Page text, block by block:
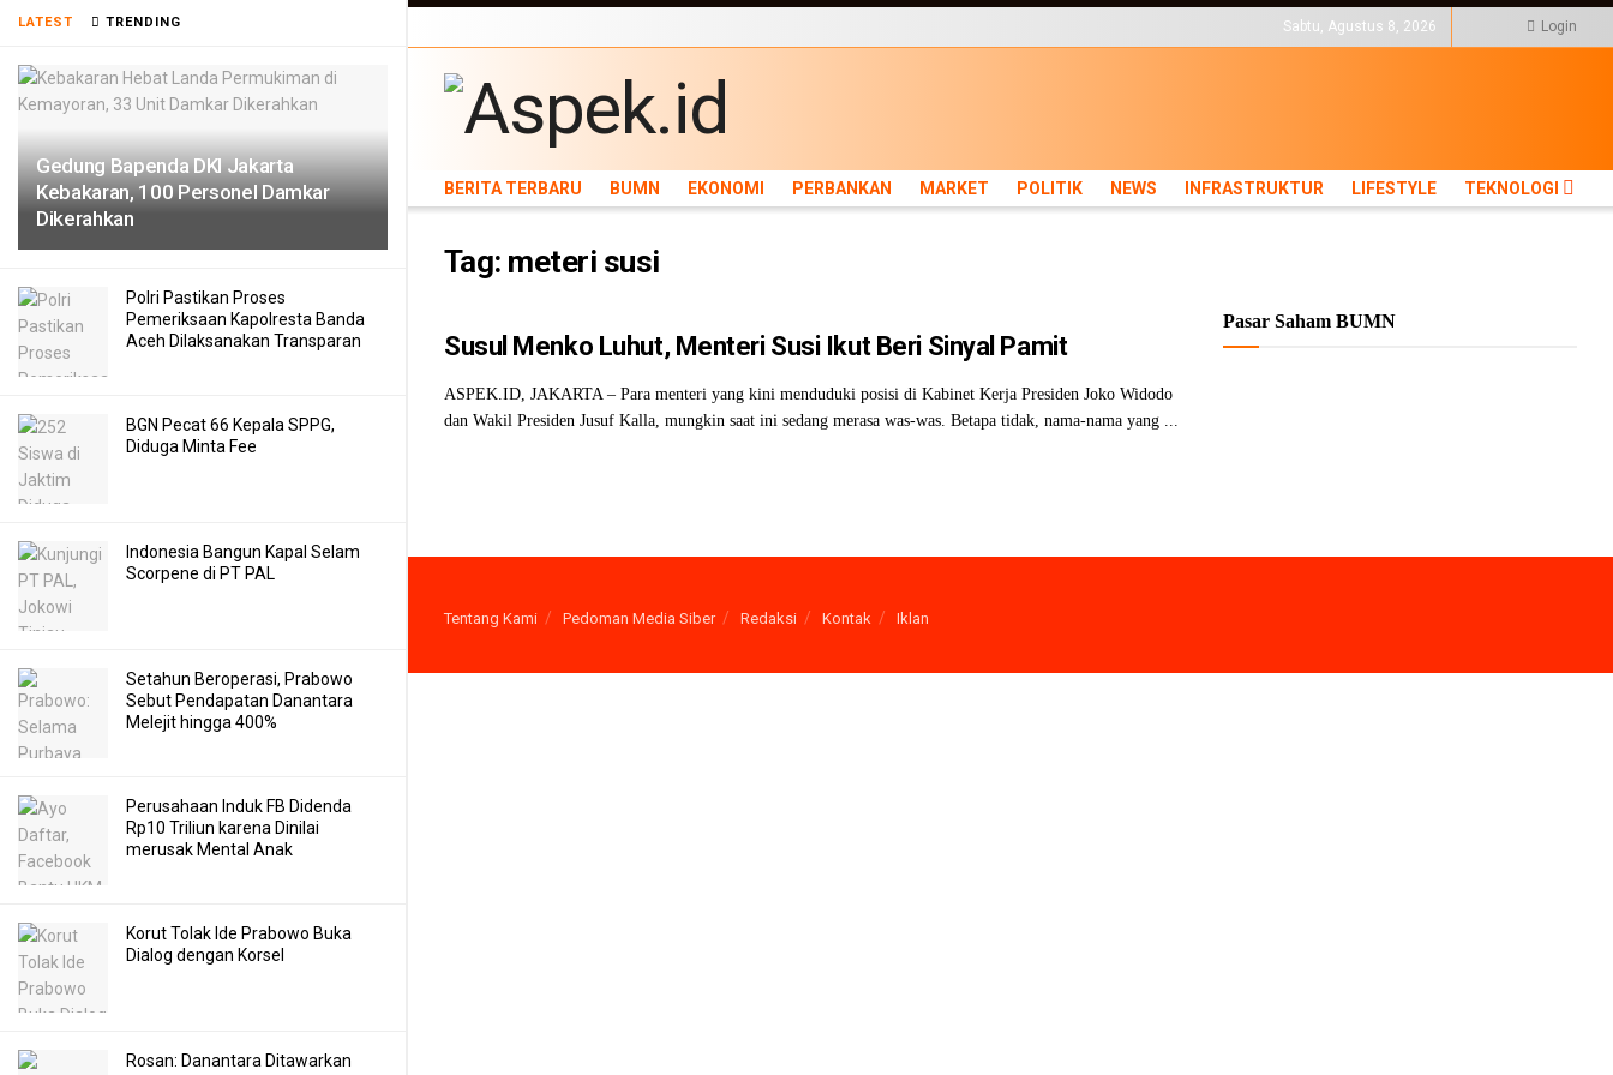
LATEST TRENDING
Gedung Bapenda DKI Jakarta
Kebakaran, 100 Personel Damkar
Dikerahkan
Polri Pastikan Proses
Pemeriksaan Kapolresta Banda
Aceh Dilaksanakan Transparan
BGN Pecat 66 Kepala SPPG,
Diduga Minta Fee
Indonesia Bangun Kapal Selam
Scorpene di PT PAL
Setahun Beroperasi, Prabowo
Sebut Pendapatan Danantara
Melejit hingga 400%
Perusahaan Induk FB Didenda
Rp10 Triliun karena Dinilai
merusak Mental Anak
Korut Tolak Ide Prabowo Buka
Dialog dengan Korsel
Rosan: Danantara Ditawarkan
Sabtu, Agustus 8, 2026 Login
BERITA TERBARU BUMN EKONOMI PERBANKAN MARKET POLITIK NEWS INFRASTRUKTUR LIFESTYLE TEKNOLOGI
Tag: meteri susi
Susul Menko Luhut, Menteri Susi Ikut Beri Sinyal Pamit
ASPEK.ID, JAKARTA – Para menteri yang kini menduduki posisi di Kabinet Kerja Presiden Joko Widodo
dan Wakil Presiden Jusuf Kalla, mungkin saat ini sedang merasa was-was. Betapa tidak, nama-nama yang ...
Pasar Saham BUMN
Tentang Kami Pedoman Media Siber Redaksi Kontak Iklan